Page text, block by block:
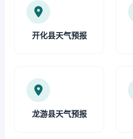
开化县天气预报
龙游县天气预报